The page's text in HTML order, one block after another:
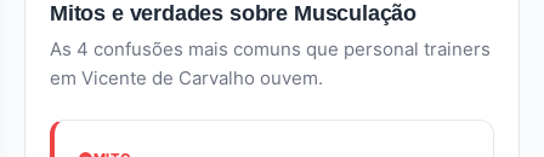
Mitos e verdades sobre Musculação
As 4 confusões mais comuns que personal trainers
em Vicente de Carvalho ouvem.